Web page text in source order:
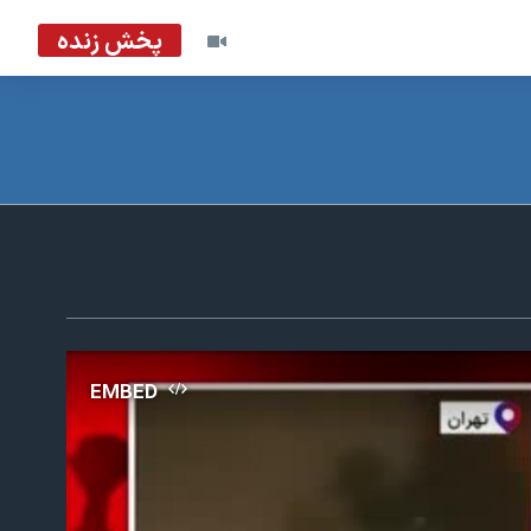
پخش زنده
EMBED